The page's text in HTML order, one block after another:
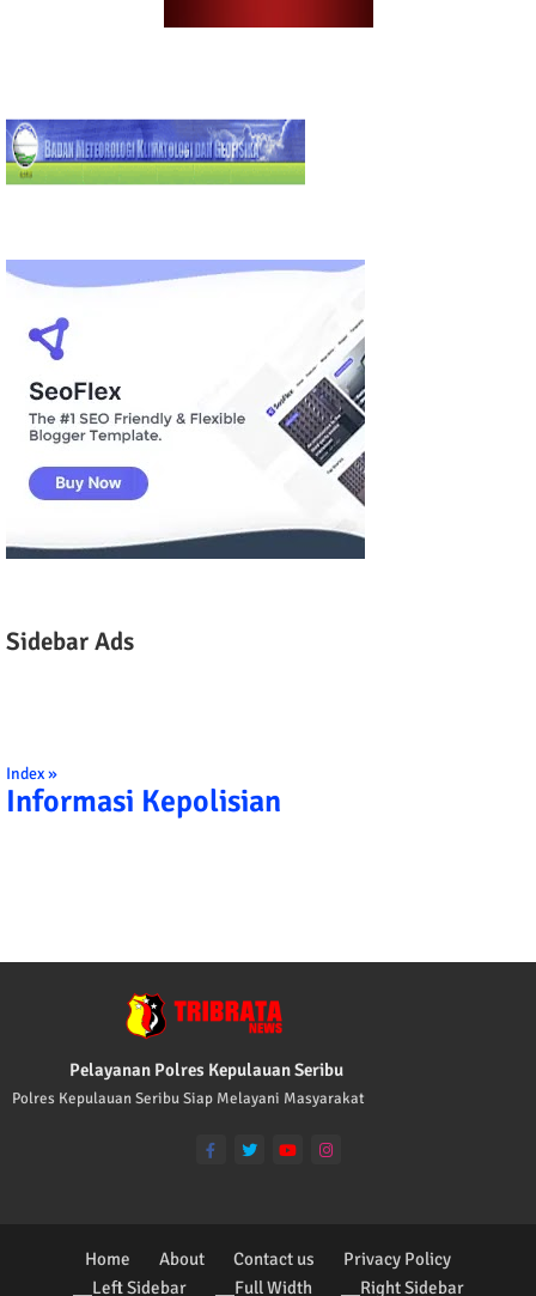
Sidebar Ads
Index »
Informasi Kepolisian
Pelayanan Polres Kepulauan Seribu
Polres Kepulauan Seribu Siap Melayani Masyarakat
Home About Contact us
Privacy Policy
__Left Sidebar
__Full Width __Right Sidebar